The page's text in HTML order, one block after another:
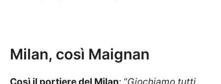
Milan, così Maignan